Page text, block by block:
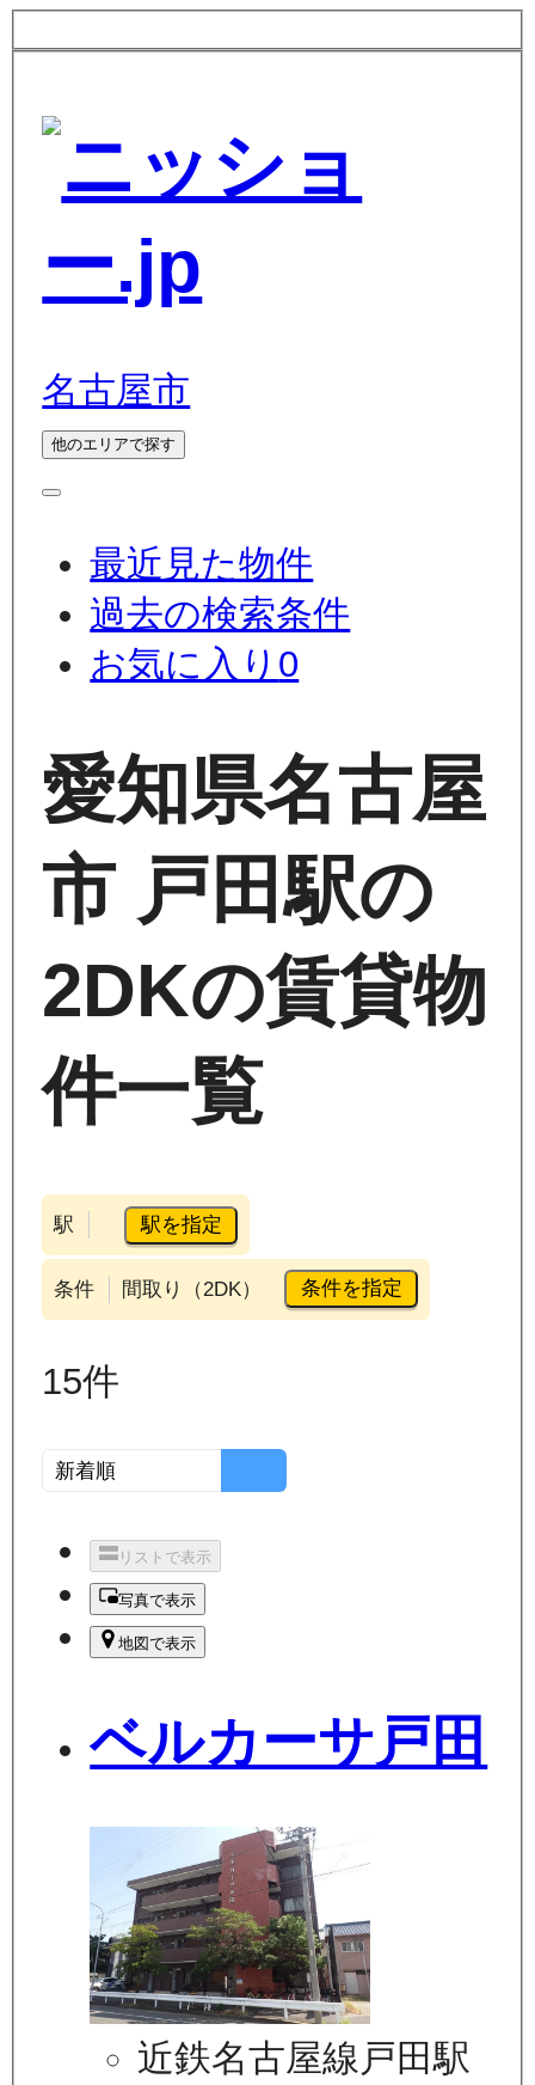
名古屋市
他のエリアで探す
最近見た物件
過去の検索条件
お気に入り 0
愛知県名古屋
市 戸田駅の
2DKの賃貸物
件一覧
駅 駅を指定
条件 間取り（2DK） 条件を指定
15件
リストで表示
写真で表示
地図で表示
ベルカーサ戸田
近鉄名古屋線戸田駅